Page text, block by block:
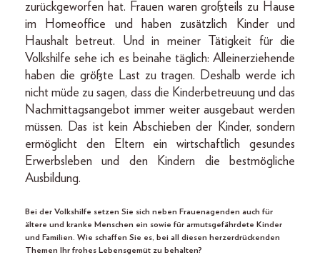
zurückgeworfen hat. Frauen waren großteils zu Hause
im Home­office und haben zusätzlich Kinder und
Haushalt betreut. Und in meiner Tätigkeit für die
Volkshilfe sehe ich es beinahe täglich: Alleinerziehende
haben die größte Last zu tragen. Deshalb werde ich
nicht müde zu sagen, dass die Kinderbetreuung und das
Nachmittagsangebot immer weiter ausgebaut werden
müssen. Das ist kein Abschieben der Kinder, sondern
ermöglicht den Eltern ein wirtschaftlich gesundes
Erwerbs­leben und den Kindern die bestmögliche
Ausbildung.
Bei der Volkshilfe setzen Sie sich neben Frauenagenden auch für
ältere und kranke Menschen ein sowie für armutsgefährdete Kinder
und Familien. Wie schaffen Sie es, bei all diesen herzerdrückenden
Themen Ihr frohes Lebensgemüt zu behalten?